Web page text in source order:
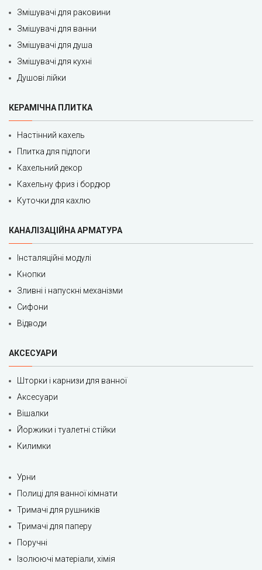
Змішувачі для раковини
Змішувачі для ванни
Змішувачі для душа
Змішувачі для кухні
Душові лійки
КЕРАМІЧНА ПЛИТКА
Настінний кахель
Плитка для підлоги
Кахельний декор
Кахельну фриз і бордюр
Куточки для кахлю
КАНАЛІЗАЦІЙНА АРМАТУРА
Інсталяційні модулі
Кнопки
Зливні і напускні механізми
Сифони
Відводи
АКСЕСУАРИ
Шторки і карнизи для ванної
Аксесуари
Вішалки
Йоржики і туалетні стійки
Килимки
Урни
Полиці для ванної кімнати
Тримачі для рушників
Тримачі для паперу
Поручні
Ізолюючі матеріали, хімія